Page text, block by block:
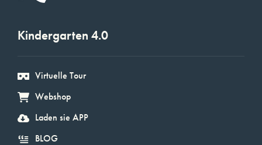
Kindergarten 4.0
Virtuelle Tour
Webshop
Laden sie APP
BLOG